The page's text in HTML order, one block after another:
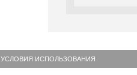
УСЛОВИЯ ИСПОЛЬЗОВАНИЯ